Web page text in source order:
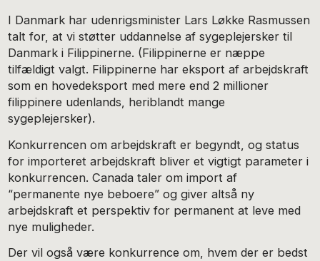
I Danmark har udenrigsminister Lars Løkke Rasmussen
talt for, at vi støtter uddannelse af sygeplejersker til
Danmark i Filippinerne. (Filippinerne er næppe
tilfældigt valgt. Filippinerne har eksport af arbejdskraft
som en hovedeksport med mere end 2 millioner
filippinere udenlands, heriblandt mange
sygeplejersker).
Konkurrencen om arbejdskraft er begyndt, og status
for importeret arbejdskraft bliver et vigtigt parameter i
konkurrencen. Canada taler om import af
“permanente nye beboere” og giver altså ny
arbejdskraft et perspektiv for permanent at leve med
nye muligheder.
Der vil også være konkurrence om, hvem der er bedst